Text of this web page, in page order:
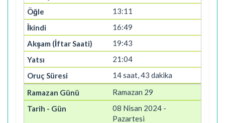
13:11
16:49
19:43
21:04
14 saat, 43 dakika
Ramazan 29
08 Nisan 2024 -
Pazartesi